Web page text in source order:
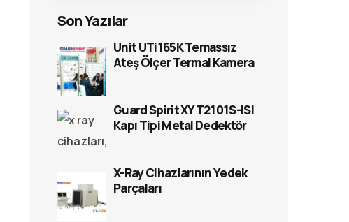
Son Yazılar
Unit UTi165K Temassız
Ateş Ölçer Termal Kamera
Guard Spirit XYT2101S-ISI
Kapı Tipi Metal Dedektör
X-Ray Cihazlarının Yedek
Parçaları